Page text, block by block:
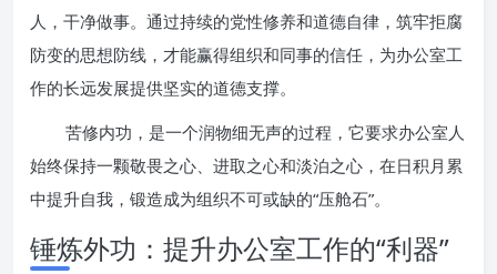
人，干净做事。通过持续的党性修养和道德自律，筑牢拒腐
防变的思想防线，才能赢得组织和同事的信任，为办公室工
作的长远发展提供坚实的道德支撑。
苦修内功，是一个润物细无声的过程，它要求办公室人
始终保持一颗敬畏之心、进取之心和淡泊之心，在日积月累
中提升自我，锻造成为组织不可或缺的“压舱石”。
锤炼外功：提升办公室工作的“利器”